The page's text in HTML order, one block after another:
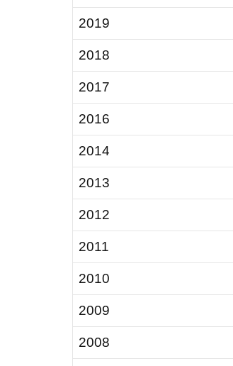
2019
2018
2017
2016
2014
2013
2012
2011
2010
2009
2008